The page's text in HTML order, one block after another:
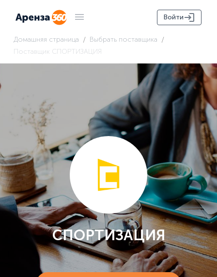
Войти
Домашняя страница / Выбрать поставщика /
Поставщик СПОРТИЗАЦИЯ
СПОРТИЗАЦИЯ